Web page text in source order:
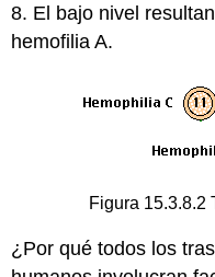
8. El bajo nivel
hemofilia A.
Figura 15.3.8.2
¿Por qué todos los